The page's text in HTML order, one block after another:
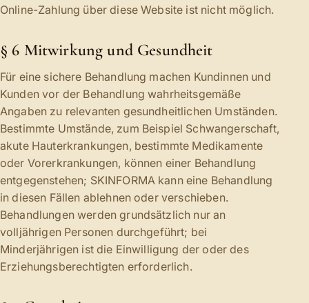
Online-Zahlung über diese Website ist nicht möglich.
§ 6 Mitwirkung und Gesundheit
Für eine sichere Behandlung machen Kundinnen und
Kunden vor der Behandlung wahrheitsgemäße
Angaben zu relevanten gesundheitlichen Umständen.
Bestimmte Umstände, zum Beispiel Schwangerschaft,
akute Hauterkrankungen, bestimmte Medikamente
oder Vorerkrankungen, können einer Behandlung
entgegenstehen; SKINFORMA kann eine Behandlung
in diesen Fällen ablehnen oder verschieben.
Behandlungen werden grundsätzlich nur an
volljährigen Personen durchgeführt; bei
Minderjährigen ist die Einwilligung der oder des
Erziehungsberechtigten erforderlich.